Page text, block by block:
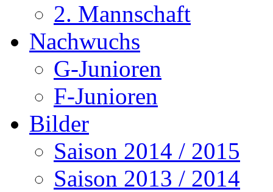
2. Mannschaft
Nachwuchs
G-Junioren
F-Junioren
Bilder
Saison 2014 / 2015
Saison 2013 / 2014